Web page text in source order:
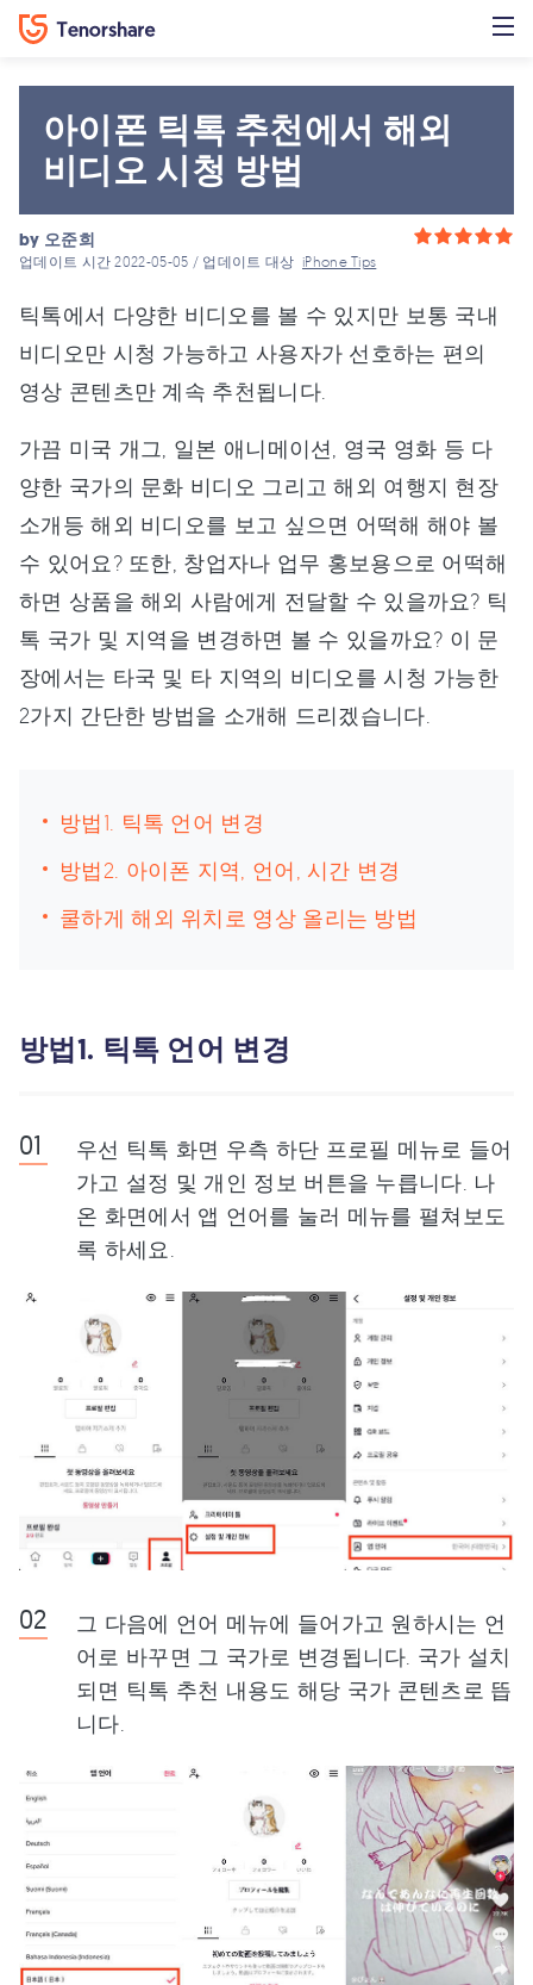
아이폰 틱톡 추천에서 해외
비디오 시청 방법
by 오준희
업데이트 시간 2022-05-05 / 업데이트 대상iPhone Tips
틱톡에서 다양한 비디오를 볼 수 있지만 보통 국내
비디오만 시청 가능하고 사용자가 선호하는 편의
영상 콘텐츠만 계속 추천됩니다.
가끔 미국 개그, 일본 애니메이션, 영국 영화 등 다
양한 국가의 문화 비디오 그리고 해외 여행지 현장
소개등 해외 비디오를 보고 싶으면 어떡해 해야 볼
수 있어요? 또한, 창업자나 업무 홍보용으로 어떡해
하면 상품을 해외 사람에게 전달할 수 있을까요? 틱
톡 국가 및 지역을 변경하면 볼 수 있을까요? 이 문
장에서는 타국 및 타 지역의 비디오를 시청 가능한
2가지 간단한 방법을 소개해 드리겠습니다.
방법1. 틱톡 언어 변경
방법2. 아이폰 지역, 언어, 시간 변경
쿨하게 해외 위치로 영상 올리는 방법
방법1. 틱톡 언어 변경
우선 틱톡 화면 우측 하단 프로필 메뉴로 들어
가고 설정 및 개인 정보 버튼을 누릅니다. 나
온 화면에서 앱 언어를 눌러 메뉴를 펼쳐보도
록 하세요.
그 다음에 언어 메뉴에 들어가고 원하시는 언
어로 바꾸면 그 국가로 변경됩니다. 국가 설치
되면 틱톡 추천 내용도 해당 국가 콘텐츠로 뜹
니다.